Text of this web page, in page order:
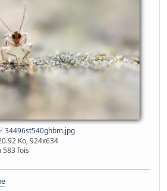
34496st540ghbm.jpg
Ko, 924x634
583 fois